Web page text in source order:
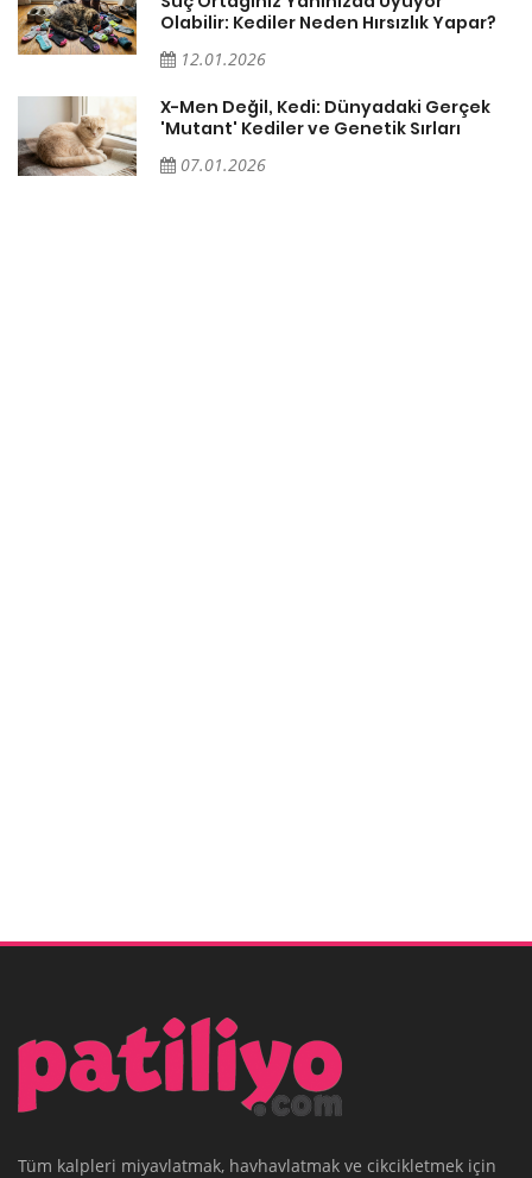
Olabilir: Kediler Neden Hırsızlık Yapar?
12.01.2026
X-Men Değil, Kedi: Dünyadaki Gerçek
'Mutant' Kediler ve Genetik Sırları
07.01.2026
Tüm kalpleri miyavlatmak, havhavlatmak ve cikcikletmek için